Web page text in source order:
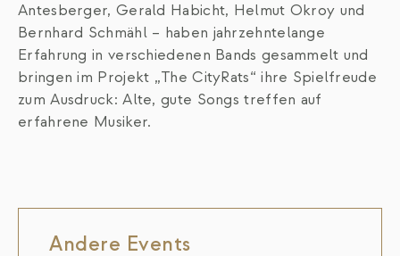
Antesberger, Gerald Habicht, Helmut Okroy und
Bernhard Schmähl – haben jahrzehntelange
Erfahrung in verschiedenen Bands gesammelt und
bringen im Projekt „The CityRats“ ihre Spielfreude
zum Ausdruck: Alte, gute Songs treffen auf
erfahrene Musiker.
Andere Events